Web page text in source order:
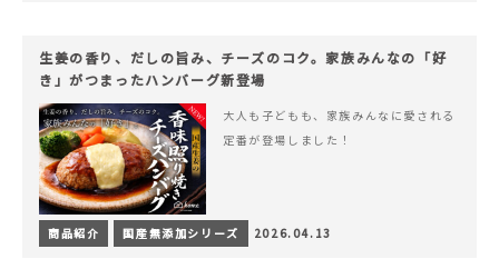
生姜の香り、だしの旨み、チーズのコク。家族みんなの「好
き」がつまったハンバーグ新登場
大人も子どもも、家族みんなに愛される
定番が登場しました！
商品紹介 国産無添加シリーズ 2026.04.13